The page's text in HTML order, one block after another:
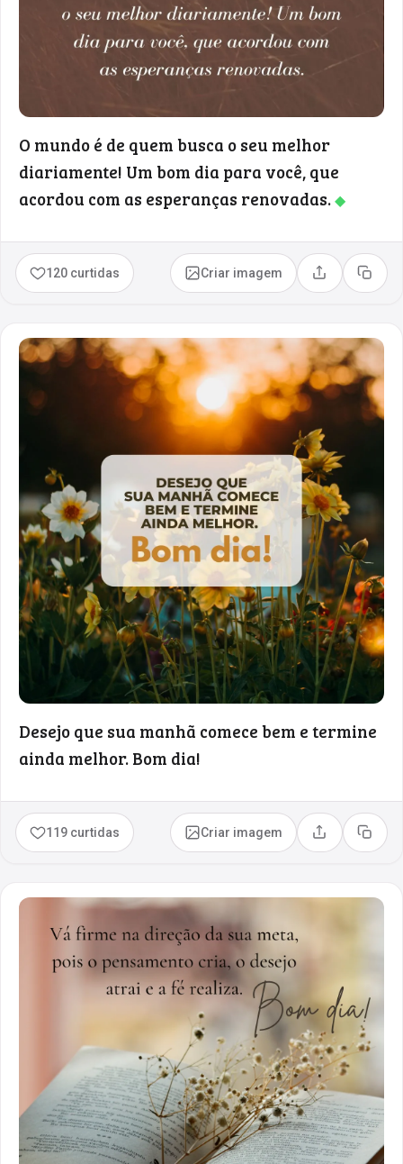
O mundo é de quem busca o seu melhor
diariamente! Um bom dia para você, que
acordou com as esperanças renovadas.◆
120 curtidas Criar imagem Compartilhar
Copiar
Desejo que sua manhã comece bem e termine
ainda melhor. Bom dia!
119 curtidas Criar imagem Compartilhar
Copiar